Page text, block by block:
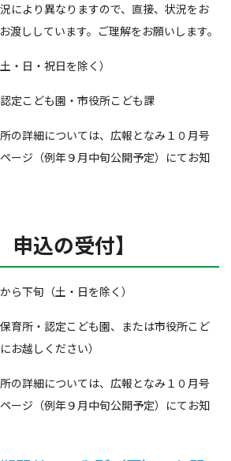
により異なりますので、直接、状況をお
渡ししています。ご理解をお願いします。
・日・祝日を除く）
定こども園・市役所こども課
の詳細については、広報となみ１０月号
ージ（例年９月中旬公開予定）にてお知
申込の受付】
ら下旬（土・日を除く）
育所・認定こども園、または市役所こど
お越しください）
の詳細については、広報となみ１０月号
ージ（例年９月中旬公開予定）にてお知